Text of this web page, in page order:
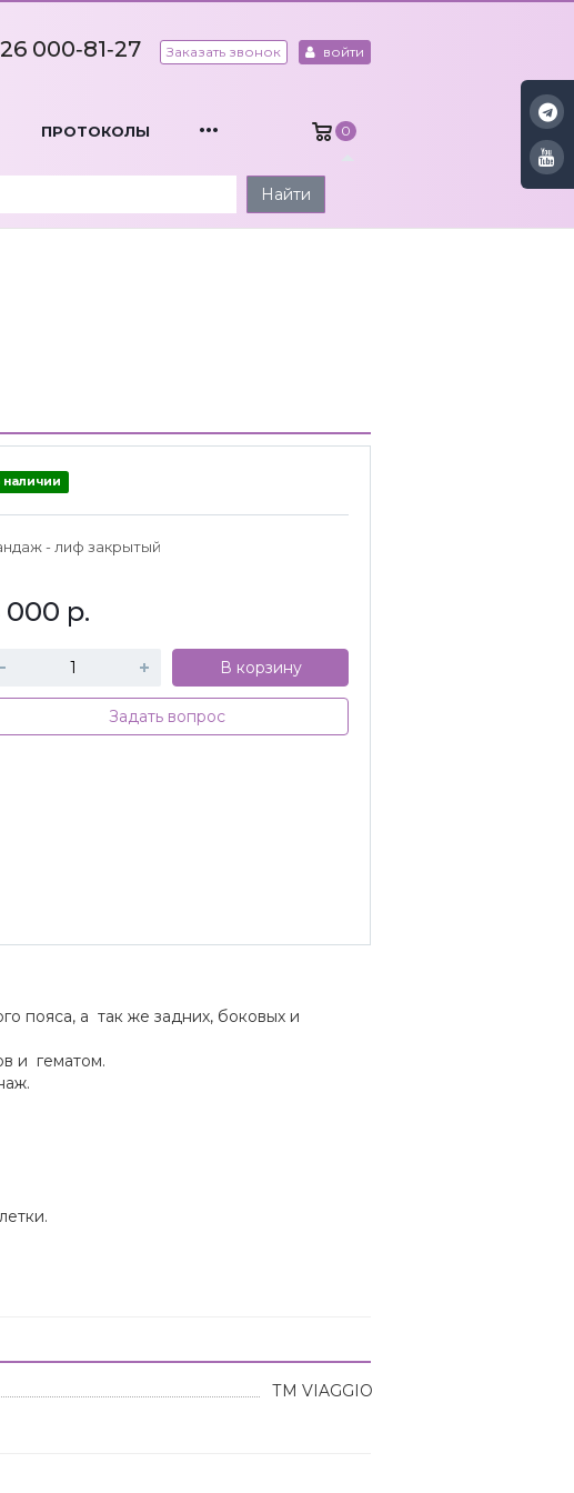
войти
Заказать звонок
000‑81‑27
ПРОТОКОЛЫ ... 0
Найти
наличии
- лиф закрытый
000 р.
В корзину
Задать вопрос
пояса, а так же задних, боковых и
и гематом.
ТМ VIAGGIO